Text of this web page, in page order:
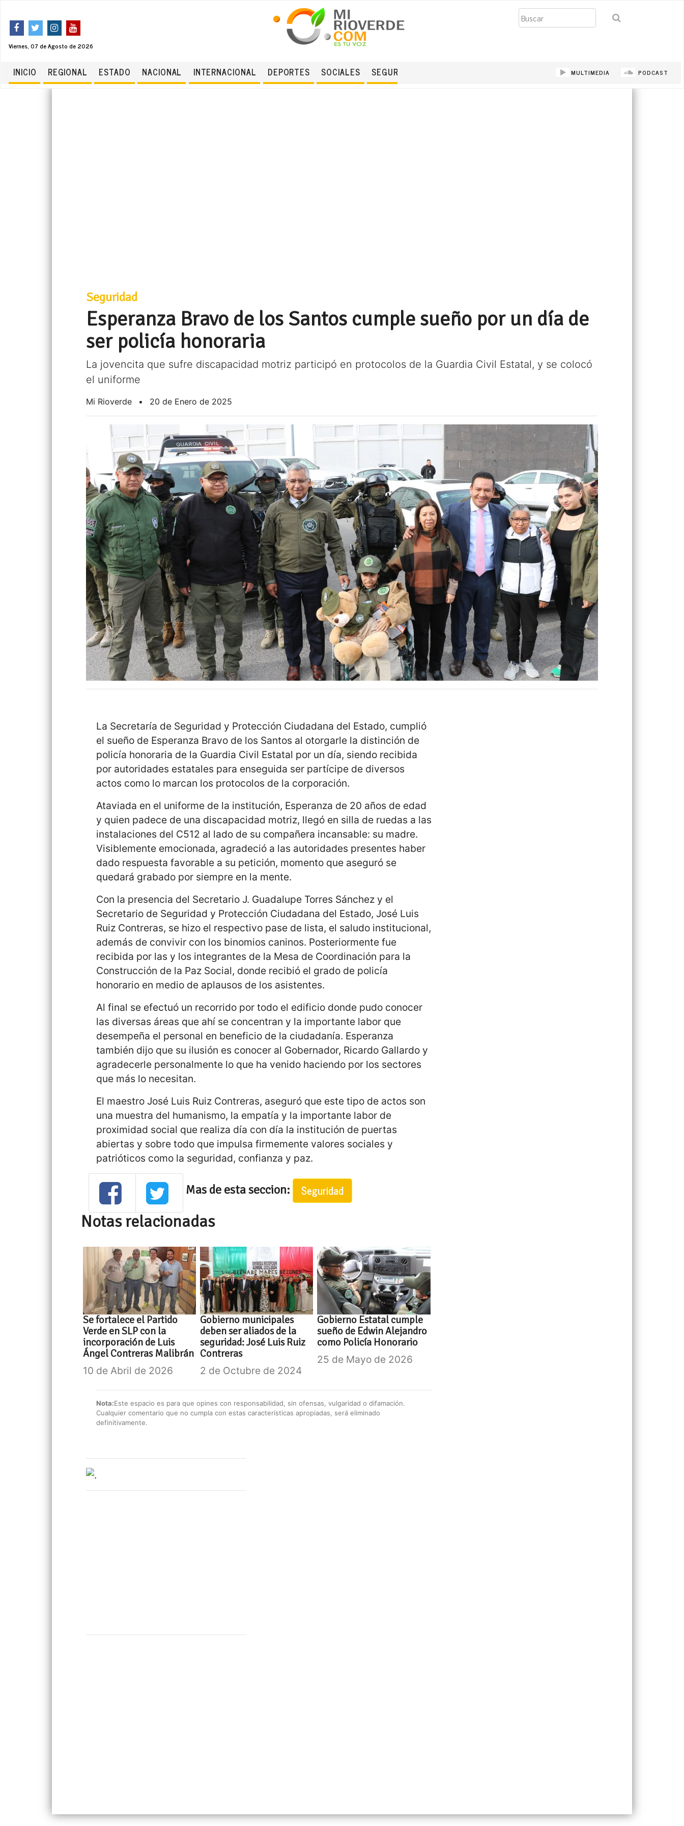
Viernes, 07 de Agosto de 2026
Buscar
INICIO REGIONAL ESTADO NACIONAL INTERNACIONAL DEPORTES SOCIALES SEGURIDAD MULTIMEDIA PODCAST
Seguridad
Esperanza Bravo de los Santos cumple sueño por un día de
ser policía honoraria
La jovencita que sufre discapacidad motriz participó en protocolos de la Guardia Civil Estatal, y se colocó
el uniforme
Mi Rioverde • 20 de Enero de 2025
La Secretaría de Seguridad y Protección Ciudadana del Estado, cumplió
el sueño de Esperanza Bravo de los Santos al otorgarle la distinción de
policía honoraria de la Guardia Civil Estatal por un día, siendo recibida
por autoridades estatales para enseguida ser partícipe de diversos
actos como lo marcan los protocolos de la corporación.
Ataviada en el uniforme de la institución, Esperanza de 20 años de edad
y quien padece de una discapacidad motriz, llegó en silla de ruedas a las
instalaciones del C512 al lado de su compañera incansable: su madre.
Visiblemente emocionada, agradeció a las autoridades presentes haber
dado respuesta favorable a su petición, momento que aseguró se
quedará grabado por siempre en la mente.
Con la presencia del Secretario J. Guadalupe Torres Sánchez y el
Secretario de Seguridad y Protección Ciudadana del Estado, José Luis
Ruiz Contreras, se hizo el respectivo pase de lista, el saludo institucional,
además de convivir con los binomios caninos. Posteriormente fue
recibida por las y los integrantes de la Mesa de Coordinación para la
Construcción de la Paz Social, donde recibió el grado de policía
honorario en medio de aplausos de los asistentes.
Al final se efectuó un recorrido por todo el edificio donde pudo conocer
las diversas áreas que ahí se concentran y la importante labor que
desempeña el personal en beneficio de la ciudadanía. Esperanza
también dijo que su ilusión es conocer al Gobernador, Ricardo Gallardo y
agradecerle personalmente lo que ha venido haciendo por los sectores
que más lo necesitan.
El maestro José Luis Ruiz Contreras, aseguró que este tipo de actos son
una muestra del humanismo, la empatía y la importante labor de
proximidad social que realiza día con día la institución de puertas
abiertas y sobre todo que impulsa firmemente valores sociales y
patrióticos como la seguridad, confianza y paz.
Mas de esta seccion: Seguridad
Notas relacionadas
Se fortalece el Partido
Verde en SLP con la
incorporación de Luis
Ángel Contreras Malibrán
10 de Abril de 2026
Gobierno municipales
deben ser aliados de la
seguridad: José Luis Ruiz
Contreras
2 de Octubre de 2024
Gobierno Estatal cumple
sueño de Edwin Alejandro
como Policía Honorario
25 de Mayo de 2026
Nota:Este espacio es para que opines con responsabilidad, sin ofensas, vulgaridad o difamación.
Cualquier comentario que no cumpla con estas características apropiadas, será eliminado
definitivamente.